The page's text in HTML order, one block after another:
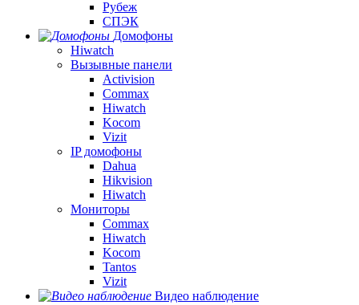
Рубеж
СПЭК
Домофоны
Hiwatch
Вызывные панели
Activision
Commax
Hiwatch
Kocom
Vizit
IP домофоны
Dahua
Hikvision
Hiwatch
Мониторы
Commax
Hiwatch
Kocom
Tantos
Vizit
Видео наблюдение